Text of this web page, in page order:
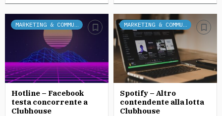
MARKETING & COMMUNICATION
Hotline – Facebook
testa concorrente a
Clubhouse
MARKETING & COMMUNICATION
Spotify – Altro
contendente alla lotta
Clubhouse